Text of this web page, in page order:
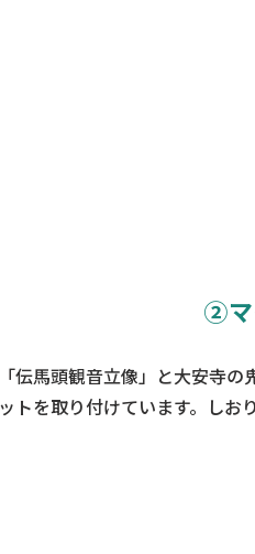
②マ
伝馬頭観音立像」と大安寺
トを取り付けています。しお